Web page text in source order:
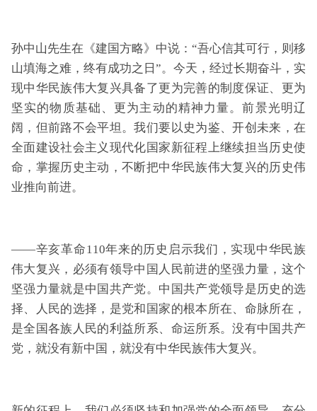
孙中山先生在《建国方略》中说：“吾心信其可行，则移
山填海之难，终有成功之日”。今天，经过长期奋斗，实
现中华民族伟大复兴具备了更为完善的制度保证、更为
坚实的物质基础、更为主动的精神力量。前景光明辽
阔，但前路不会平坦。我们要以史为鉴、开创未来，在
全面建设社会主义现代化国家新征程上继续担当历史使
命，掌握历史主动，不断把中华民族伟大复兴的历史伟
业推向前进。
——辛亥革命110年来的历史启示我们，实现中华民族
伟大复兴，必须有领导中国人民前进的坚强力量，这个
坚强力量就是中国共产党。中国共产党领导是历史的选
择、人民的选择，是党和国家的根本所在、命脉所在，
是全国各族人民的利益所系、命运所系。没有中国共产
党，就没有新中国，就没有中华民族伟大复兴。